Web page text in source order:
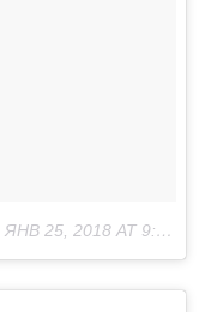
ЯНВ 25, 2018 AT 9:41 PST